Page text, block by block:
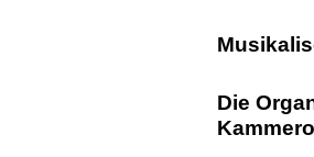
Die